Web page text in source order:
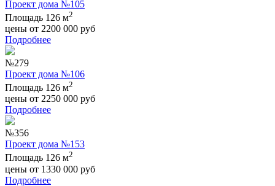
Проект дома №105
Площадь 126 м2
цены от 2200 000 руб
Подробнее
№279
Проект дома №106
Площадь 126 м2
цены от 2250 000 руб
Подробнее
№356
Проект дома №153
Площадь 126 м2
цены от 1330 000 руб
Подробнее